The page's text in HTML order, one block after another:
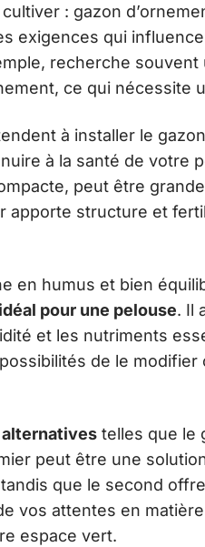
: gazon
exigences qui
recherche
ce qui nécessite
à installer le
à la santé de votre
peut être
apporte structure et
en humus et bien
idéal pour une pelouse. Il
et les nutriments
de le
alternatives telles que le
peut être une
que le second
vos attentes en
espace vert.